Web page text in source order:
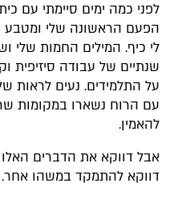
לפני כמה ימים סיימתי עם
הפעם הראשונה שלי ומטבע
לי כיף. המילים החמות שלי
שנתיים של עבודה
על התלמידים. נעים
עם הרוח נשארו במקומות
להאמין.
אבל דווקא את הדברים האלו
דווקא להתמקד במשהו אחר.